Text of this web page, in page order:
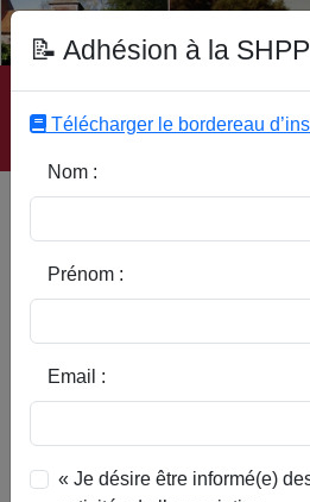
Accueil | Site SHPP | Auteurs |
Sous-Rubriques | Mots-Clefs
📝 Adhésion à la SHPP
Télécharger le bordereau
Nom :
Prénom :
Email :
« Je désire être informé(e)